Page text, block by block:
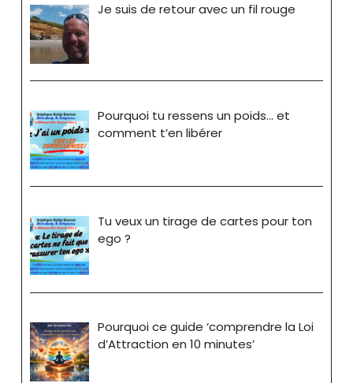
Je suis de retour avec un fil rouge
Pourquoi tu ressens un poids… et
comment t’en libérer
Tu veux un tirage de cartes pour ton
ego ?
Pourquoi ce guide ‘comprendre la Loi
d’Attraction en 10 minutes’